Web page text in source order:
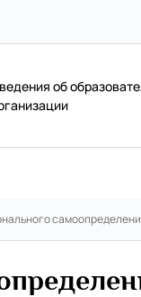
об